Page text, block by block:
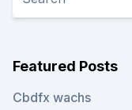
Featured Posts
Cbdfx wachs